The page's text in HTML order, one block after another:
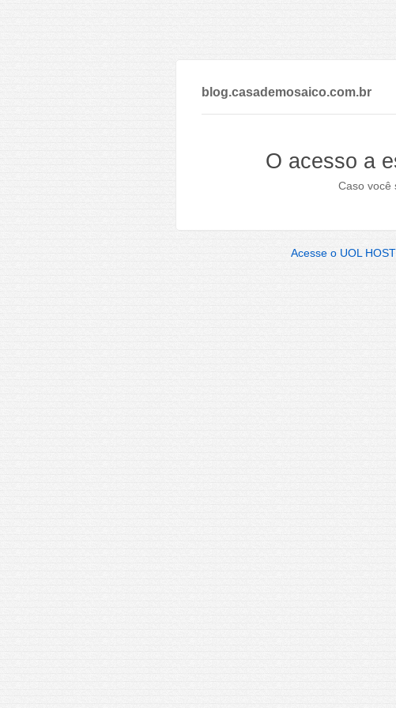
blog.casademosaico.com.br
O acesso a
Caso você
Acesse o UOL HOST